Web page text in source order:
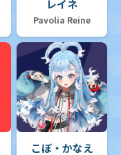
レイネ
Pavolia Reine
こぼ・かなえ